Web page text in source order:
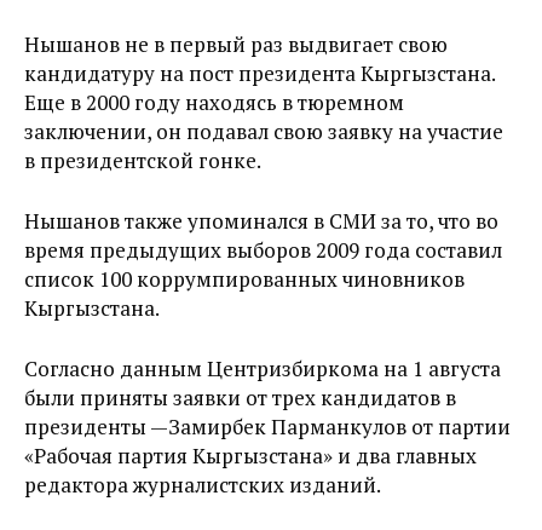
Нышанов не в первый раз выдвигает свою
кандидатуру на пост президента Кыргызстана.
Еще в 2000 году находясь в тюремном
заключении, он подавал свою заявку на участие
в президентской гонке.
Нышанов также упоминался в СМИ за то, что во
время предыдущих выборов 2009 года составил
список 100 коррумпированных чиновников
Кыргызстана.
Согласно данным Центризбиркома на 1 августа
были приняты заявки от трех кандидатов в
президенты —Замирбек Парманкулов от партии
«Рабочая партия Кыргызстана» и два главных
редактора журналистских изданий.